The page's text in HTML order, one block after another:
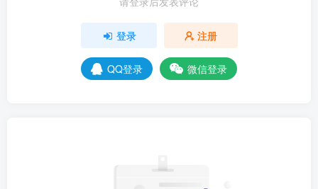
肃正协议苏醒了，对于星系无异于火上浇油，但已经碎了的玻璃，你就算再用力
以太相引擎完工还有100天：
登录 注册
QQ登录 微信登录